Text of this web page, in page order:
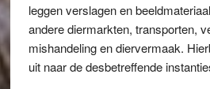
leggen verslagen en
andere diermarkten, transporten,
mishandeling en diervermaak.
uit naar de desbetreffende